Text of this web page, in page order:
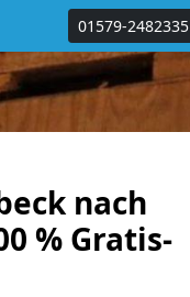
01579-2482335
nach
% Gratis-